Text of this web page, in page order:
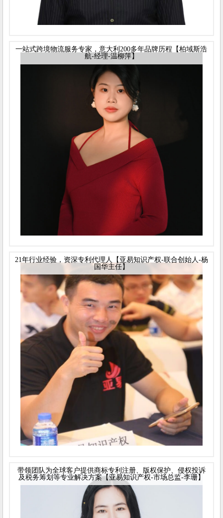
一站式跨境物流服务专家，意大利200多年品牌历程【柏域斯浩
航-经理-温柳萍】
21年行业经验，资深专利代理人【亚易知识产权-联合创始人-杨
国华主任】
带领团队为全球客户提供商标专利注册、版权保护、侵权投诉
及税务筹划等专业解决方案【亚易知识产权-市场总监-李珊】